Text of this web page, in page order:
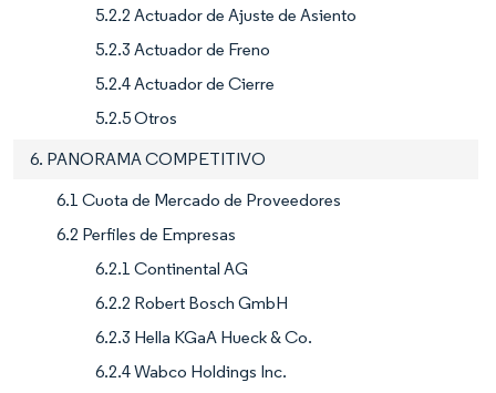
5.2.2 Actuador de Ajuste de Asiento
5.2.3 Actuador de Freno
5.2.4 Actuador de Cierre
5.2.5 Otros
6. PANORAMA COMPETITIVO
6.1 Cuota de Mercado de Proveedores
6.2 Perfiles de Empresas
6.2.1 Continental AG
6.2.2 Robert Bosch GmbH
6.2.3 Hella KGaA Hueck & Co.
6.2.4 Wabco Holdings Inc.